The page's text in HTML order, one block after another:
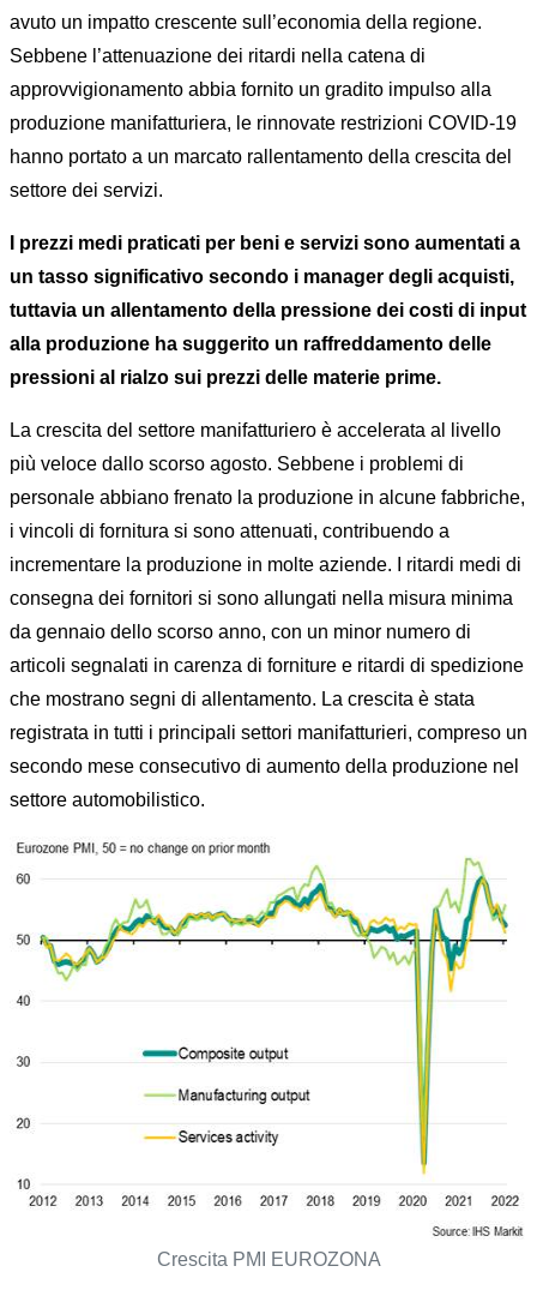
avuto un impatto crescente sull’economia della regione.
Sebbene l’attenuazione dei ritardi nella catena di
approvvigionamento abbia fornito un gradito impulso alla
produzione manifatturiera, le rinnovate restrizioni COVID-19
hanno portato a un marcato rallentamento della crescita del
settore dei servizi.
I prezzi medi praticati per beni e servizi sono aumentati a
un tasso significativo secondo i manager degli acquisti,
tuttavia un allentamento della pressione dei costi di input
alla produzione ha suggerito un raffreddamento delle
pressioni al rialzo sui prezzi delle materie prime.
La crescita del settore manifatturiero è accelerata al livello
più veloce dallo scorso agosto. Sebbene i problemi di
personale abbiano frenato la produzione in alcune fabbriche,
i vincoli di fornitura si sono attenuati, contribuendo a
incrementare la produzione in molte aziende. I ritardi medi di
consegna dei fornitori si sono allungati nella misura minima
da gennaio dello scorso anno, con un minor numero di
articoli segnalati in carenza di forniture e ritardi di spedizione
che mostrano segni di allentamento. La crescita è stata
registrata in tutti i principali settori manifatturieri, compreso un
secondo mese consecutivo di aumento della produzione nel
settore automobilistico.
Crescita PMI EUROZONA